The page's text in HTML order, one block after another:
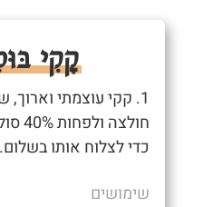
קָקִי
1. קקי עוצמתי
כדי לצלוח אותו בשלום.
שימושים